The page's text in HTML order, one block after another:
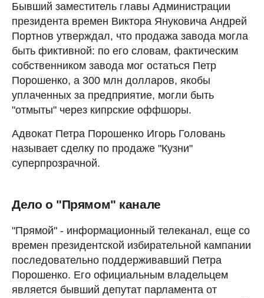
Бывший заместитель главы Администрации
президента времен Виктора Януковича Андрей
Портнов утверждал, что продажа завода могла
быть фиктивной: по его словам, фактическим
собственником завода мог остаться Петр
Порошенко, а 300 млн долларов, якобы
уплаченных за предприятие, могли быть
"отмыты" через кипрские оффшоры.
Адвокат Петра Порошенко Игорь Головань
называет сделку по продаже "Кузни"
суперпрозрачной.
Дело о "Прямом" канале
"Прямой" - информационный телеканал, еще со
времен президентской избирательной кампании
последовательно поддерживавший Петра
Порошенко. Его официальным владельцем
является бывший депутат парламента от